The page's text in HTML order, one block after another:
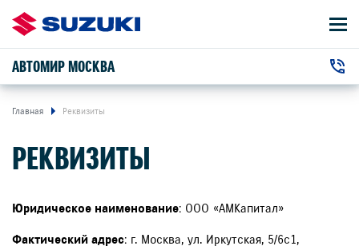
АВТОМИР МОСКВА
г. Москва, Дмитровское шоссе, 98с1
г. Москва, Иркутская улица, 5/6с1
АВТОМОБИЛИ
ВЛАДЕЛЬЦАМ
О КОМПАНИИ
НОВОСТИ
Главная Реквизиты
РЕКВИЗИТЫ
Юридическое наименование: ООО «АМКапитал»
Фактический адрес: г. Москва, ул. Иркутская, 5/6с1,